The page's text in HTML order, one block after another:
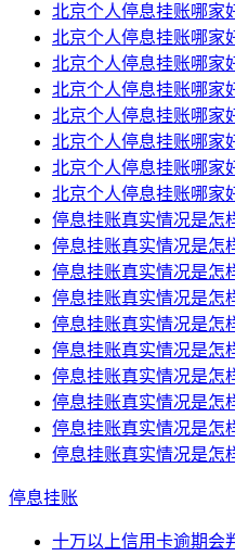
北京个人停息挂账哪家
北京个人停息挂账哪家
北京个人停息挂账哪家
北京个人停息挂账哪家
北京个人停息挂账哪家
北京个人停息挂账哪家
北京个人停息挂账哪家
北京个人停息挂账哪家
停息挂账真实情况是怎
停息挂账真实情况是怎
停息挂账真实情况是怎
停息挂账真实情况是怎
停息挂账真实情况是怎
停息挂账真实情况是怎
停息挂账真实情况是怎
停息挂账真实情况是怎
停息挂账真实情况是怎
停息挂账真实情况是怎
停息挂账
十万以上信用卡逾期会